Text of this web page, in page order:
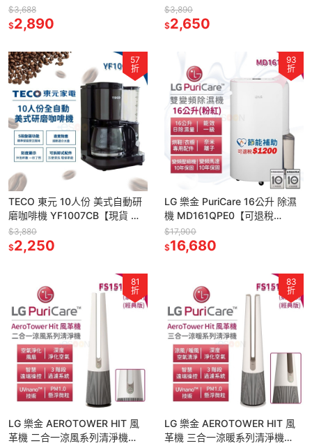
貨】小精靈 三刀頭 全機防水 刮
鬍刀 電鬍刀
$3,688
$2,890
304 熱水壺 快煮壺 熱水瓶 定量
出水 宿舍必備
$3,890
$2,650
57
折
TECO 東元 10人份 美式自動研
磨咖啡機 YF1007CB【現貨 免
運】咖啡機 研磨 美式咖啡機 磨
豆機 自動保溫
$3,880
$2,250
93
折
LG 樂金 PuriCare 16公升 除濕
機 MD161QPE0【可退稅
1200】免運 雙變頻除濕機 WIFI
$17,900
$16,680
81
折
LG 樂金 AEROTOWER HIT 風
革機 二合一涼風系列清淨機
83
折
LG 樂金 AEROTOWER HIT 風
革機 三合一涼暖系列清淨機